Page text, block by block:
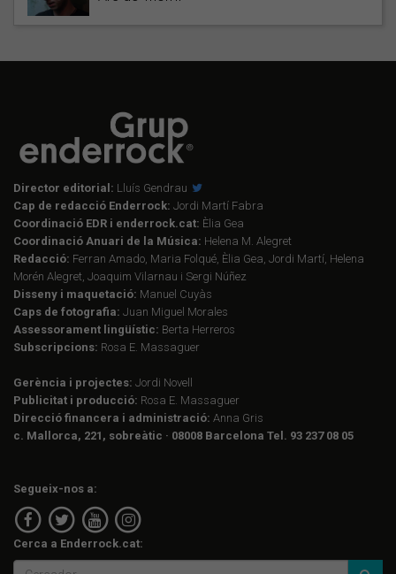
Director editorial: Lluís Gendrau
Cap de redacció Enderrock: Jordi Martí Fabra
Coordinació EDR i enderrock.cat: Èlia Gea
Coordinació Anuari de la Música: Helena M. Alegret
Redacció: Ferran Amado, Maria Folqué, Èlia Gea, Jordi Martí, Helena
Morén Alegret, Joaquim Vilarnau i Sergi Núñez
Disseny i maquetació: Manuel Cuyàs
Caps de fotografia: Juan Miguel Morales
Assessorament lingüístic: Berta Herreros
Subscripcions: Rosa E. Massaguer
Gerència i projectes: Jordi Novell
Publicitat i producció: Rosa E. Massaguer
Direcció financera i administració: Anna Gris
c. Mallorca, 221, sobreàtic · 08008 Barcelona Tel. 93 237 08 05
Segueix-nos a:
Cerca a Enderrock.cat: